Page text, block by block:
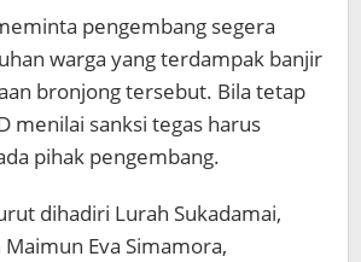
pengembang segera
warga yang terdampak banjir
bronjong tersebut. Bila tetap
menilai sanksi tegas harus
pihak pengembang.
dihadiri Lurah Sukadamai,
Eva Simamora,